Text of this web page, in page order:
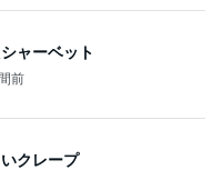
ャーベット
前
クレープ